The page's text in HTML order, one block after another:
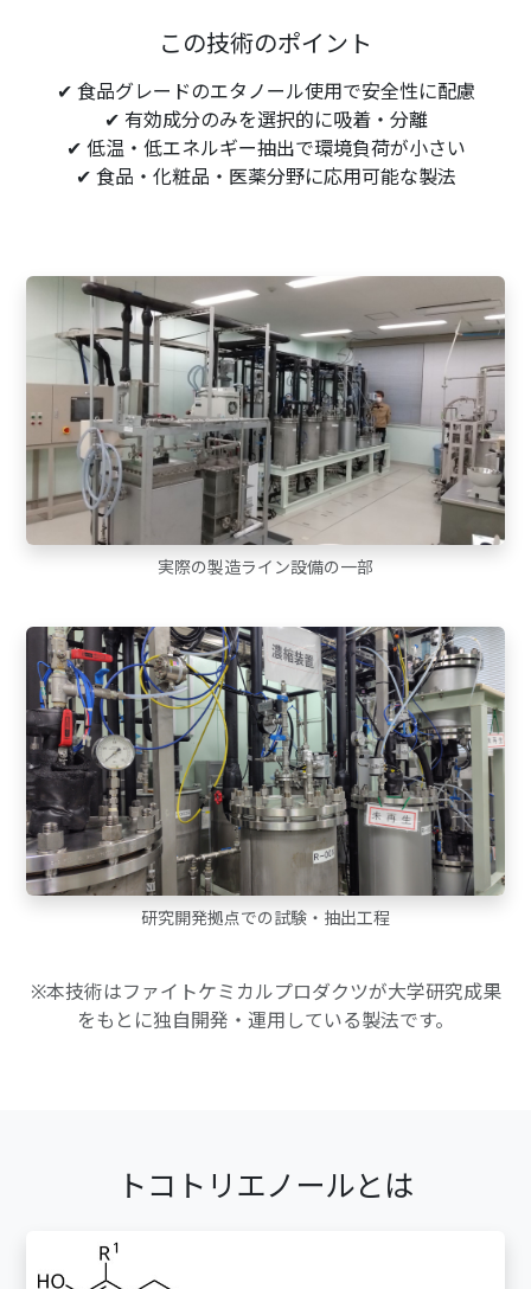
この技術のポイント
✔ 食品グレードのエタノール使用で安全性に配慮
✔ 有効成分のみを選択的に吸着・分離
✔ 低温・低エネルギー抽出で環境負荷が小さい
✔ 食品・化粧品・医薬分野に応用可能な製法
実際の製造ライン設備の一部
研究開発拠点での試験・抽出工程
※本技術はファイトケミカルプロダクツが大学研究成果
をもとに独自開発・運用している製法です。
トコトリエノールとは